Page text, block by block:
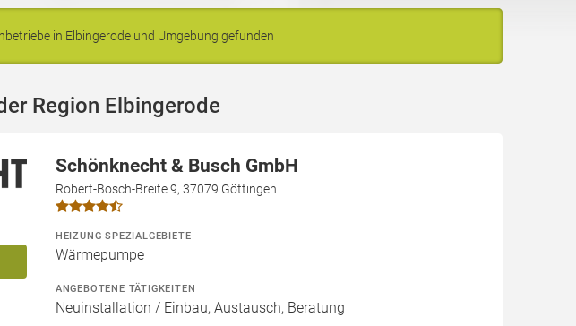
in Elbingerode und Umgebung gefunden
Region Elbingerode
Schönknecht & Busch GmbH
Robert-Bosch-Breite 9, 37079 Göttingen
HEIZUNG SPEZIALGEBIETE
Wärmepumpe
ANGEBOTENE TÄTIGKEITEN
Neuinstallation / Einbau, Austausch, Beratung